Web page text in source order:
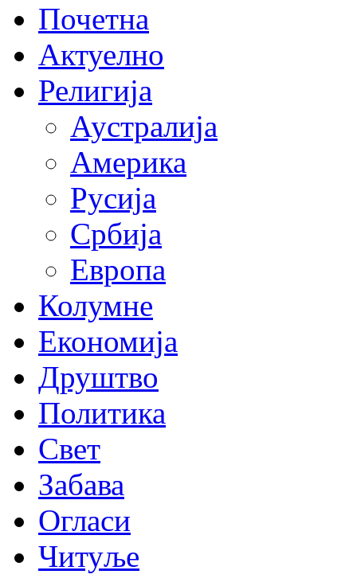
Почетна
Актуелно
Религија
Аустралија
Америка
Русија
Србија
Европа
Колумне
Економија
Друштво
Политика
Свет
Забава
Огласи
Читуље